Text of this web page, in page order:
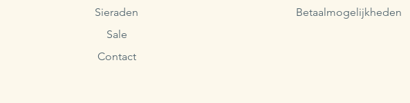
Sieraden
Sale
Contact
Betaalmogelijkheden